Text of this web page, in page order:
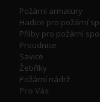
Požární armatury
Hadice pro požární
Přilby pro požární
Proudnice
Savice
Žebříky
Požární nádrž
Pro Vás